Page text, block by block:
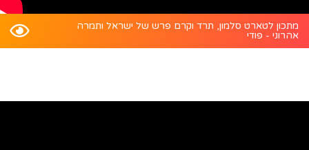
מתכון לטארט סלמון, תרד וקרם פרש של ישראל ותמרה
אהרוני - פודי